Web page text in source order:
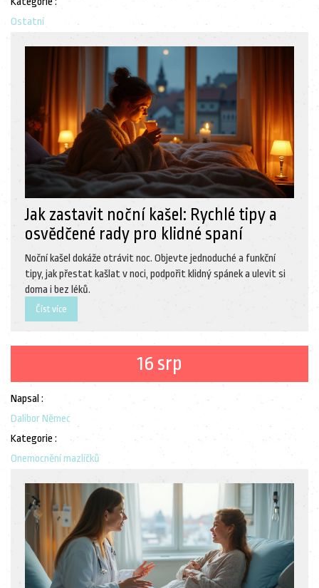
Ostatní
Jak zastavit noční kašel: Rychlé tipy a
osvědčené rady pro klidné spaní
Noční kašel dokáže otrávit noc. Objevte jednoduché a funkční
tipy, jak přestat kašlat v noci, podpořit klidný spánek a ulevit si
doma i bez léků.
Číst více
16 srp
Napsal :
Dalibor Němec
Kategorie :
Onemocnění mazlíčků